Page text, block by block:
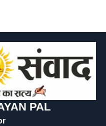
PAL